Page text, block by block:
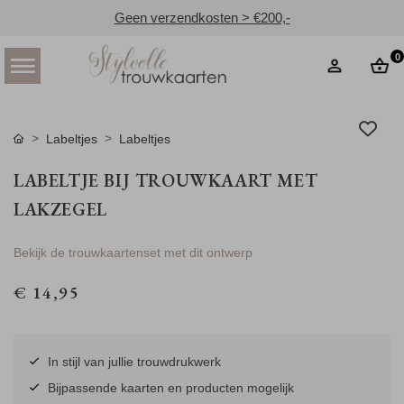
Geen verzendkosten > €200,-
0
Labeltjes Labeltjes
LABELTJE BIJ TROUWKAART MET
LAKZEGEL
Bekijk de trouwkaartenset met dit ontwerp
€ 14,95
In stijl van jullie trouwdrukwerk
Bijpassende kaarten en producten mogelijk